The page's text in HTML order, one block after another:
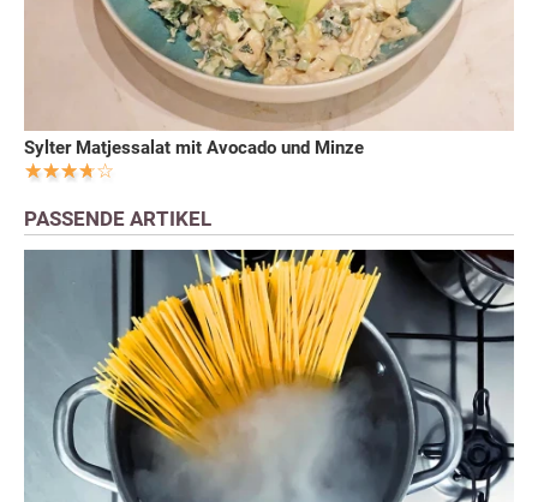
Sylter Matjessalat mit Avocado und Minze
PASSENDE ARTIKEL